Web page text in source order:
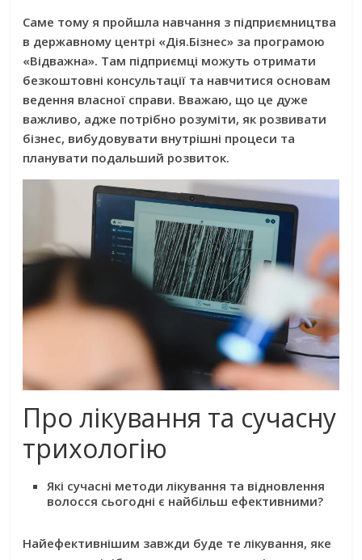
Саме тому я пройшла навчання з підприємництва
в державному центрі «Дія.Бізнес» за програмою
«Відважна». Там підприємці можуть отримати
безкоштовні консультації та навчитися основам
ведення власної справи. Вважаю, що це дуже
важливо, адже потрібно розуміти, як розвивати
бізнес, вибудовувати внутрішні процеси та
планувати подальший розвиток.
Про лікування та сучасну
трихологію
Які сучасні методи лікування та відновлення
волосся сьогодні є найбільш ефективними?
Найефективнішим завжди буде те лікування, яке